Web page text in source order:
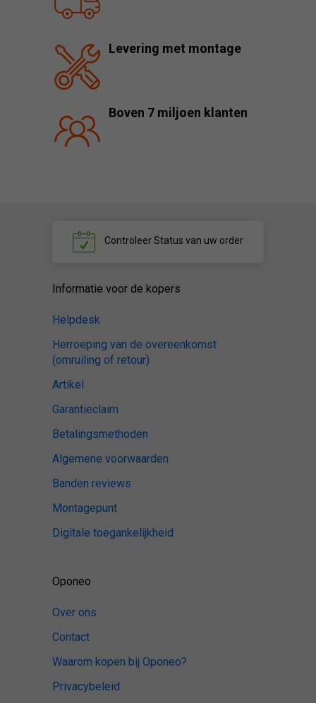
Levering met montage
Boven 7 miljoen klanten
ControleerStatus van uw order
Informatie voor de kopers
Helpdesk
Herroeping van de overeenkomst
(omruiling of retour)
Artikel
Garantieclaim
Betalingsmethoden
Algemene voorwaarden
Banden reviews
Montagepunt
Digitale toegankelijkheid
Oponeo
Over ons
Contact
Waarom kopen bij Oponeo?
Privacybeleid